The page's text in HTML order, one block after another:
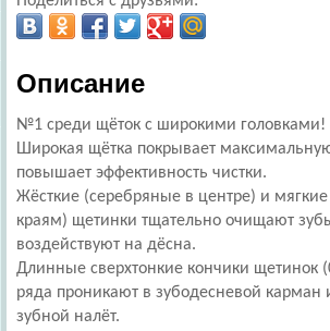
Описание
№1 среди щёток с широкими головками!
Широкая щётка покрывает
повышает эффективность чистки.
Жёсткие (серебряные в центре) и
краям) щетинки тщательно очищают
воздействуют на дёсна.
Длинные сверхтонкие кончики щетинок
ряда проникают в зубодесневой
зубной налёт.